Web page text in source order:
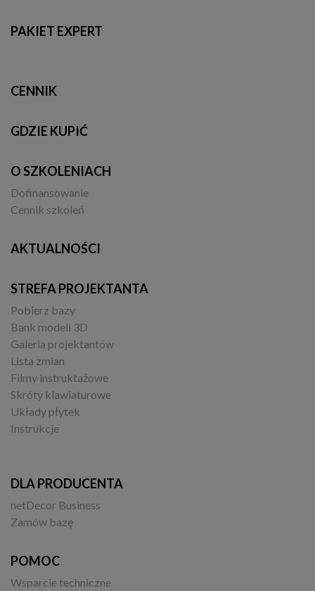
PAKIET EXPERT
CENNIK
GDZIE KUPIĆ
O SZKOLENIACH
Dofinansowanie
Cennik szkoleń
AKTUALNOŚCI
STREFA PROJEKTANTA
Pobierz bazy
Bank modeli 3D
Galeria projektantów
Lista zmian
Filmy instruktażowe
Skróty klawiaturowe
Układy płytek
Instrukcje
DLA PRODUCENTA
netDecor Business
Zamów bazę
POMOC
Wsparcie techniczne